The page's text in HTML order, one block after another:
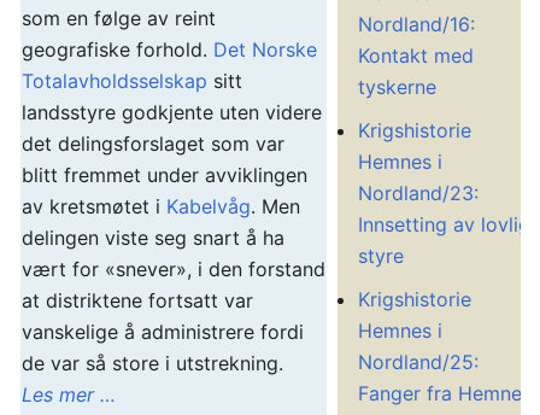
som en følge av reint
geografiske forhold. Det Norske
Totalavholdsselskap sitt
landsstyre godkjente uten videre
det delingsforslaget som var
blitt fremmet under avviklingen
av kretsmøtet i Kabelvåg. Men
delingen viste seg snart å ha
vært for «snever», i den forstand
at distriktene fortsatt var
vanskelige å administrere fordi
de var så store i utstrekning.
Les mer …
Nordland/16:
Kontakt med
tyskerne
Krigshistorie
Hemnes i
Nordland/23:
Innsetting av lovlig
styre
Krigshistorie
Hemnes i
Nordland/25:
Fanger fra Hemnes